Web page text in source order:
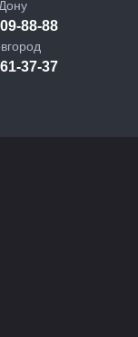
88-88
37-37